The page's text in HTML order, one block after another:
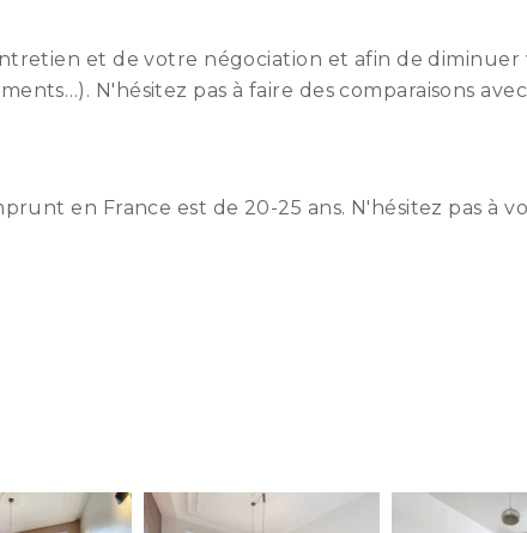
et de votre négociation et afin de
N'hésitez pas à faire des comparaisons
en France est de 20-25 ans. N'hésitez pas à